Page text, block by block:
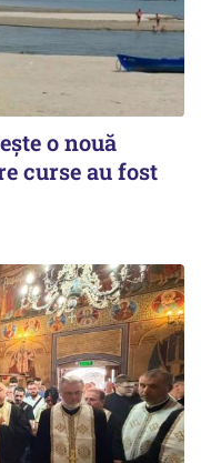
o nouă
curse au fost